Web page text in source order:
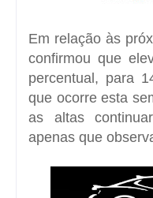
Em relação às
confirmou que
percentual, para
que ocorre esta
as altas
apenas que